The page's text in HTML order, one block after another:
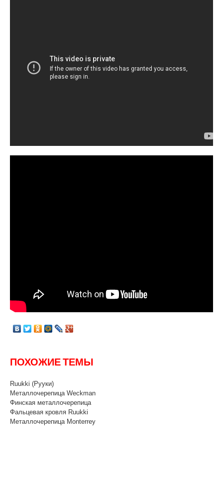
ПОХОЖИЕ ТЕМЫ
Ruukki (Рууки)
Металлочерепица Weckman
Финская металлочерепица
Фальцевая кровля Ruukki
Металлочерепица Monterrey